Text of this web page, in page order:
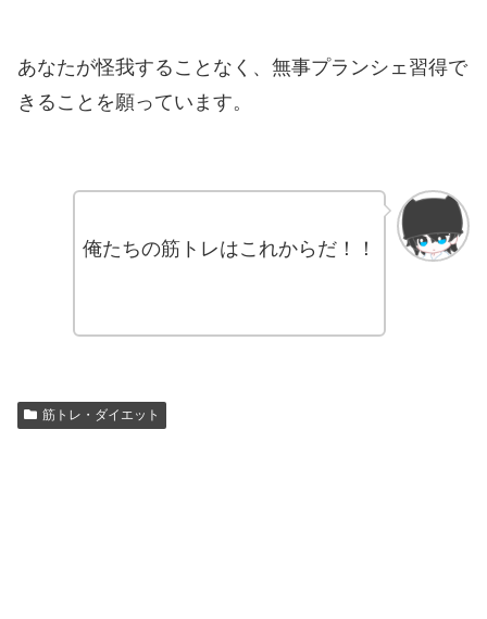
あなたが怪我することなく、無事プランシェ習得で
きることを願っています。
俺たちの筋トレはこれからだ！！
筋トレ・ダイエット